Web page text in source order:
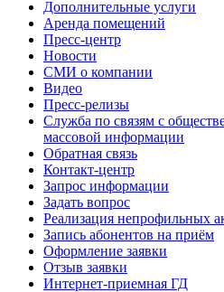
Дополнительные услуги
Аренда помещений
Пресс-центр
Новости
СМИ о компании
Видео
Пресс-релизы
Служба по связям с
массовой информации
Обратная связь
Контакт-центр
Запрос информации
Задать вопрос
Реализация непрофильных
Запись абонентов на приём
Оформление заявки
Отзыв заявки
Интернет-приемная ГД